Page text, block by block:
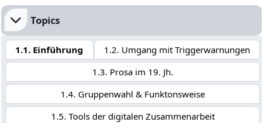
Bölüm anahatları
Topics
1.1. Einführung
1.2. Umgang mit Triggerwarnungen
1.3. Prosa im 19. Jh.
1.4. Gruppenwahl & Funktonsweise
1.5. Tools der digitalen Zusammenarbeit